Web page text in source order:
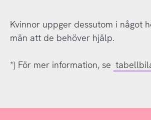
Kvinnor uppger dessutom i något
män att de behöver hjälp.
*) För mer information, se